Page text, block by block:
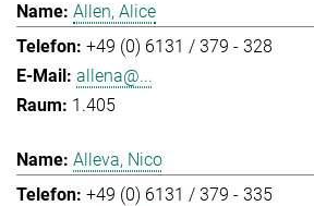
Allen, Alice
+49 (0) 6131 / 379 - 328
allena@...
1.405
Alleva, Nico
+49 (0) 6131 / 379 - 335